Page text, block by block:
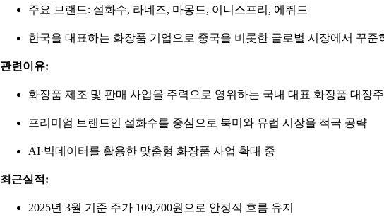
주요 브랜드: 설화수, 라네즈, 마몽드, 이니스프리, 에뛰드
한국을 대표하는 화장품 기업으로 중국을 비롯한 글로벌 시장에서 꾸준
관련이유:
화장품 제조 및 판매 사업을 주력으로 영위하는 국내 대표 화장품 대장주
프리미엄 브랜드인 설화수를 중심으로 북미와 유럽 시장을 적극 공략
AI·빅데이터를 활용한 맞춤형 화장품 사업 확대 중
최근실적:
2025년 3월 기준 주가 109,700원으로 안정적 흐름 유지